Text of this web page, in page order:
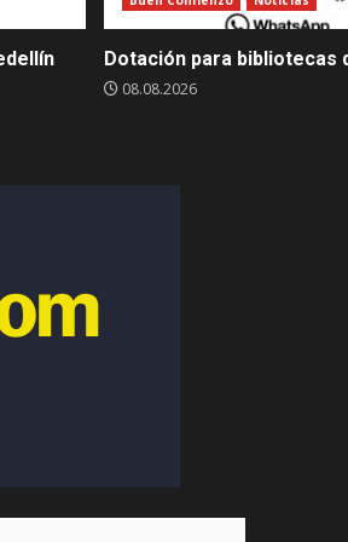
Dotación para bibliotecas
08.08.2026